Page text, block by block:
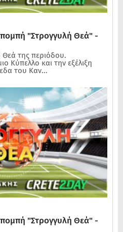
"Στρογγυλή Θεά" -
Θεά της περιόδου.
Κύπελλο και την εξέλιξη
του Καν...
"Στρογγυλή Θεά" -